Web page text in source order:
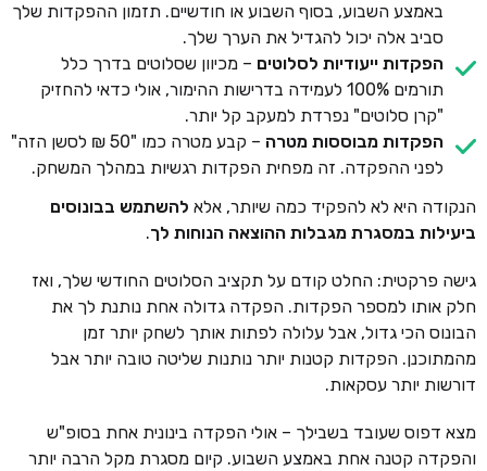
באמצע השבוע, בסוף השבוע או חודשיים. תזמון ההפקדות שלך
סביב אלה יכול להגדיל את הערך שלך.
הפקדות ייעודיות לסלוטים – מכיוון שסלוטים בדרך כלל
תורמים 100% לעמידה בדרישות ההימור, אולי כדאי להחזיק
"קרן סלוטים" נפרדת למעקב קל יותר.
הפקדות מבוססות מטרה
– קבע מטרה כמו "50 ₪ לסשן הזה"
לפני ההפקדה. זה מפחית הפקדות רגשיות במהלך המשחק.
הנקודה היא לא להפקיד כמה שיותר, אלא להשתמש בבונוסים
ביעילות במסגרת מגבלות ההוצאה הנוחות לך.
גישה פרקטית: החלט קודם על תקציב הסלוטים החודשי שלך, ואז
חלק אותו למספר הפקדות. הפקדה גדולה אחת נותנת לך את
הבונוס הכי גדול, אבל עלולה לפתות אותך לשחק יותר זמן
מהמתוכנן. הפקדות קטנות יותר נותנות שליטה טובה יותר אבל
דורשות יותר עסקאות.
מצא דפוס שעובד בשבילך – אולי הפקדה בינונית אחת בסופ"ש
והפקדה קטנה אחת באמצע השבוע. קיום מסגרת מקל הרבה יותר